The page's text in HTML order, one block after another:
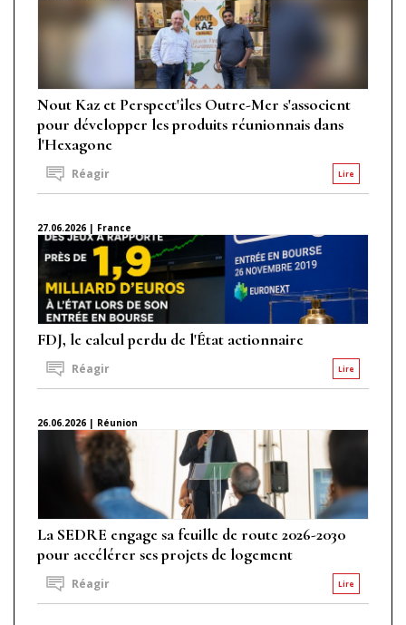
Nout Kaz et Perspect'îles Outre-Mer s'associent
pour développer les produits réunionnais dans
l'Hexagone
Lire
Réagir
27.06.2026 | France
FDJ, le calcul perdu de l'État actionnaire
Lire
Réagir
26.06.2026 | Réunion
La SEDRE engage sa feuille de route 2026-2030
pour accélérer ses projets de logement
Lire
Réagir